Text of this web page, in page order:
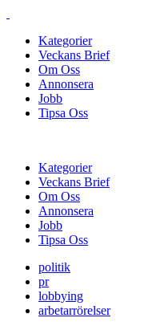
Kategorier
Veckans Brief
Om Oss
Annonsera
Jobb
Tipsa Oss
Kategorier
Veckans Brief
Om Oss
Annonsera
Jobb
Tipsa Oss
politik
pr
lobbying
arbetarrörelser